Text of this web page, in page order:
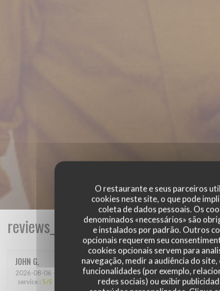
O restaurante e seus parceiros
cookies neste site, o que pode
coleta de dados pessoais. Os
denominados «necessários» são
e instalados por padrão. Outros
opcionais requerem seu
cookies opcionais servem para
navegação, medir a audiência do
funcionalidades (por exemplo,
redes sociais) ou exibir
JOHN G
2026-08-06 - 12:30 - guests 3
service : 5/5 menu: 5/5 quality_price: 5/5